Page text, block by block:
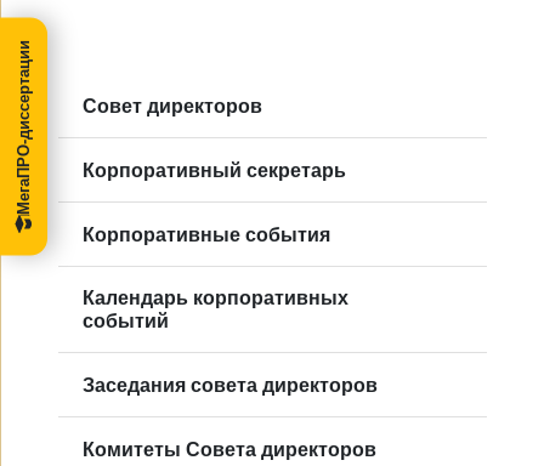
Совет директоров
Корпоративный секретарь
Корпоративные события
Календарь корпоративных
событий
Заседания совета директоров
Комитеты Совета директоров
МегаПРО-диссертации